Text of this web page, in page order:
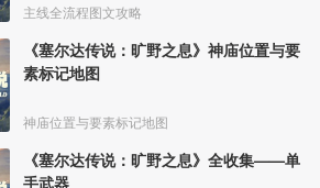
主线全流程图文攻略
《塞尔达传说：旷野之息》神庙位置与要
素标记地图
神庙位置与要素标记地图
《塞尔达传说：旷野之息》全收集——单
手武器